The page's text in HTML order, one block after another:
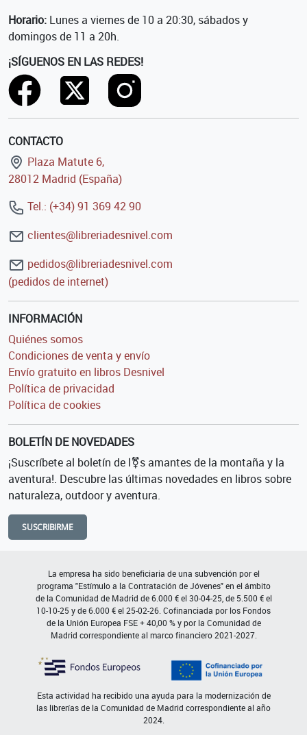
Horario: Lunes a viernes de 10 a 20:30, sábados y
domingos de 11 a 20h.
¡SÍGUENOS EN LAS REDES!
CONTACTO
Plaza Matute 6,
28012 Madrid (España)
Tel.: (+34) 91 369 42 90
clientes@libreriadesnivel.com
pedidos@libreriadesnivel.com
(pedidos de internet)
INFORMACIÓN
Quiénes somos
Condiciones de venta y envío
Envío gratuito en libros Desnivel
Política de privacidad
Política de cookies
BOLETÍN DE NOVEDADES
¡Suscríbete al boletín de l⚧s amantes de la montaña y la
aventura!. Descubre las últimas novedades en libros sobre
naturaleza, outdoor y aventura.
SUSCRIBIRME
La empresa ha sido beneficiaria de una subvención por el
programa "Estímulo a la Contratación de Jóvenes" en el ámbito
de la Comunidad de Madrid de 6.000 € el 30-04-25, de 5.500 € el
10-10-25 y de 6.000 € el 25-02-26. Cofinanciada por los Fondos
de la Unión Europea FSE + 40,00 % y por la Comunidad de
Madrid correspondiente al marco financiero 2021-2027.
Esta actividad ha recibido una ayuda para la modernización de
las librerías de la Comunidad de Madrid correspondiente al año
2024.